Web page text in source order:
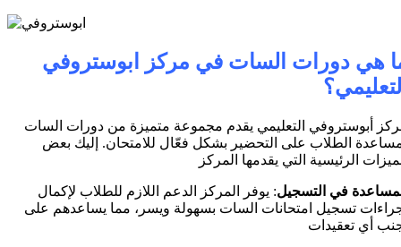
هي دورات السات في مركز ابوستروفي
أبوستروفي التعليمي يقدم مجموعة متميزة من دورات السات
الطلاب على التحضير بشكل فعّال للامتحان. إليك بعض
الرئيسية التي يقدمها المركز
في التسجيل: يوفر المركز الدعم اللازم للطلاب لإكمال
تسجيل امتحانات السات بسهولة ويسر، مما يساعدهم على
أي تعقيدات